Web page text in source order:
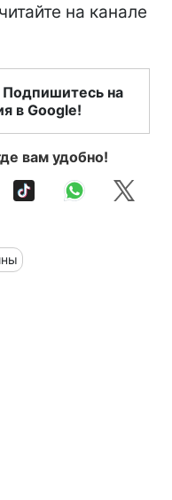
на канале
Подпишитесь на
в Google!
вам удобно!